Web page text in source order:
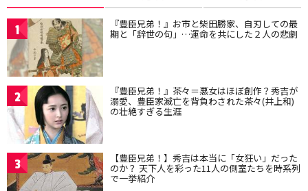
1 『豊臣兄弟！』お市と柴田勝家、自刃しての最
期と「辞世の句」…運命を共にした２人の悲劇
2 『豊臣兄弟！』茶々＝悪女はほぼ創作？秀吉が
溺愛、豊臣家滅亡を背負わされた茶々(井上和)
の壮絶すぎる生涯
3 【豊臣兄弟！】秀吉は本当に「女狂い」だった
のか？ 天下人を彩った11人の側室たちを時系列
で一挙紹介